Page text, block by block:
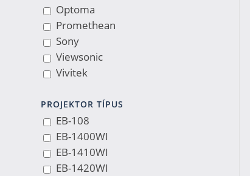
Optoma
Promethean
Sony
Viewsonic
Vivitek
PROJEKTOR TÍPUS
EB-108
EB-1400WI
EB-1410WI
EB-1420WI